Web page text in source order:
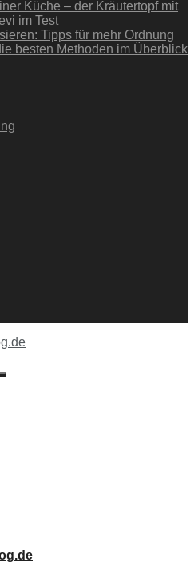
Küche – der Kräutertopf mit
im Test
Tipps für mehr Ordnung
besten Methoden im Überblick